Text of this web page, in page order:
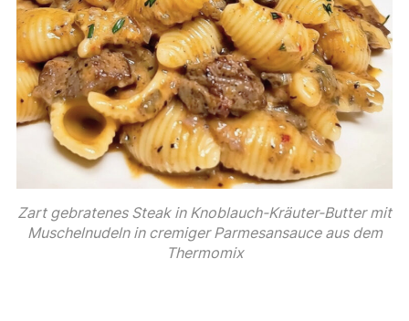
Zart gebratenes Steak in Knoblauch-Kräuter-Butter mit
Muschelnudeln in cremiger Parmesansauce aus dem
Thermomix